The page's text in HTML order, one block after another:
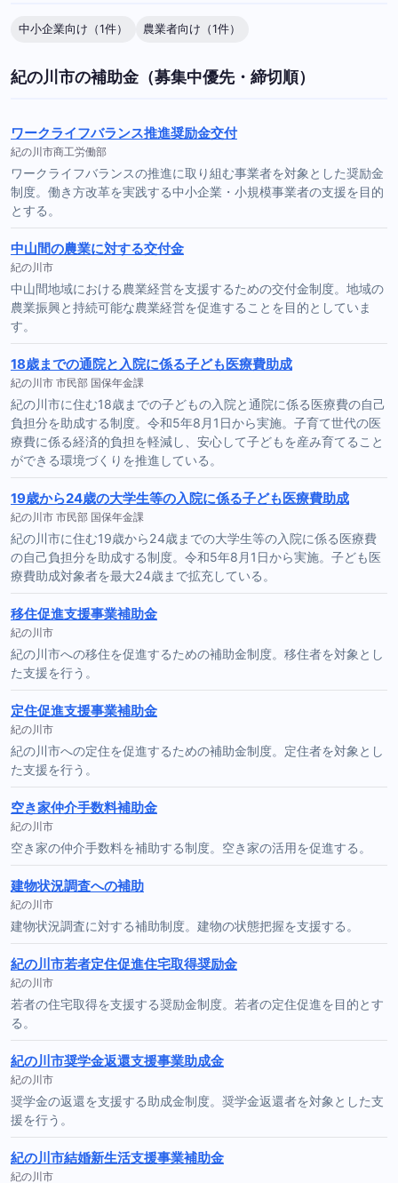
中小企業向け（1件） 農業者向け（1件）
紀の川市の補助金（募集中優先・締切順）
ワークライフバランス推進奨励金交付
紀の川市商工労働部
ワークライフバランスの推進に取り組む事業者を対象とした奨励金
制度。働き方改革を実践する中小企業・小規模事業者の支援を目的
とする。
中山間の農業に対する交付金
紀の川市
中山間地域における農業経営を支援するための交付金制度。地域の
農業振興と持続可能な農業経営を促進することを目的としていま
す。
18歳までの通院と入院に係る子ども医療費助成
紀の川市 市民部 国保年金課
紀の川市に住む18歳までの子どもの入院と通院に係る医療費の自己
負担分を助成する制度。令和5年8月1日から実施。子育て世代の医
療費に係る経済的負担を軽減し、安心して子どもを産み育てること
ができる環境づくりを推進している。
19歳から24歳の大学生等の入院に係る子ども医療費助成
紀の川市 市民部 国保年金課
紀の川市に住む19歳から24歳までの大学生等の入院に係る医療費
の自己負担分を助成する制度。令和5年8月1日から実施。子ども医
療費助成対象者を最大24歳まで拡充している。
移住促進支援事業補助金
紀の川市
紀の川市への移住を促進するための補助金制度。移住者を対象とし
た支援を行う。
定住促進支援事業補助金
紀の川市
紀の川市への定住を促進するための補助金制度。定住者を対象とし
た支援を行う。
空き家仲介手数料補助金
紀の川市
空き家の仲介手数料を補助する制度。空き家の活用を促進する。
建物状況調査への補助
紀の川市
建物状況調査に対する補助制度。建物の状態把握を支援する。
紀の川市若者定住促進住宅取得奨励金
紀の川市
若者の住宅取得を支援する奨励金制度。若者の定住促進を目的とす
る。
紀の川市奨学金返還支援事業助成金
紀の川市
奨学金の返還を支援する助成金制度。奨学金返還者を対象とした支
援を行う。
紀の川市結婚新生活支援事業補助金
紀の川市